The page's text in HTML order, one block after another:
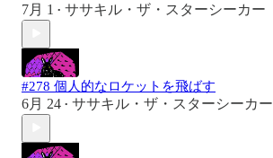
7月 1 • ササキル・ザ・スターシーカー
#278 個人的なロケットを飛ばす
6月 24 • ササキル・ザ・スターシーカー